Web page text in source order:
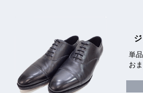
単
お